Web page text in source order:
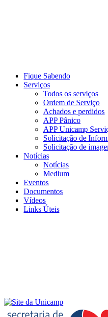
Fique Sabendo
Serviços
Todos os serviços
Ordem de Serviço
Achados e perdidos
APP Pânico
APP Unicamp
Solicitação de
Solicitação de
Notícias
Notícias
Medium
Eventos
Documentos
Vídeos
Links Úteis